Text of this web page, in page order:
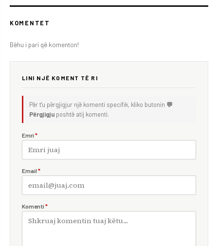
KOMENTET
Bëhu i pari që komenton!
LINI NJË KOMENT TË RI
Për t'u përgjigjur një komenti specifik, kliko butonin 💬
Përgjigju poshtë atij komenti.
Emri *
Email *
Komenti *